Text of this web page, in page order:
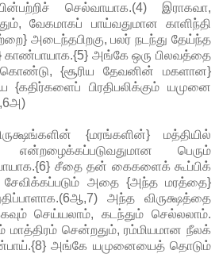
செல்வாயாக.(4) இராகவா,
வேகமாகப் பாய்வதுமான காளிந்தி
அடைந்தபிறகு, பலர் நடந்து தேய்ந்த
அங்கே ஒரு பிலவத்தை
{சூரிய தேவனின் மகளான}
பிரதிபலிக்கும் யமுனை
{மரங்களின்} மத்தியில்
பெரும்
சீதை தன் கைகளைக் கூப்பிக்
அதை {அந்த மரத்தை}
அந்த விருக்ஷத்தை
செய்யலாம், கடந்தும் செல்லலாம்.
மாத்திரம் சென்றதும், ரம்மியமான நீலக்
அங்கே யமுனையைத் தொடும்